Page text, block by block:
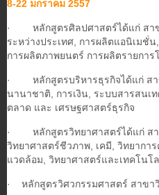
8-22 มกราคม 2557
· หลักสูตรศิลปศาสตร์ได้แก่ สาข
ระหว่างประเทศ, การผลิตแอนิเมชั่น,
การผลิตภาพยนตร์ การผลิตรายกา
· หลักสูตรบริหารธุรกิจได้แก่ สา
นานาชาติ, การเงิน, ระบบสารสนเ
ตลาด และ เศรษฐศาสตร์ธุรกิจ
· หลักสูตรวิทยาศาสตร์ได้แก่ สา
วิทยาศาสตร์ชีวภาพ, เคมี, วิทยากา
แวดล้อม, วิทยาศาสตร์และเทคโนโ
· หลักสูตรวิศวกรรมศาสตร์ สาขา